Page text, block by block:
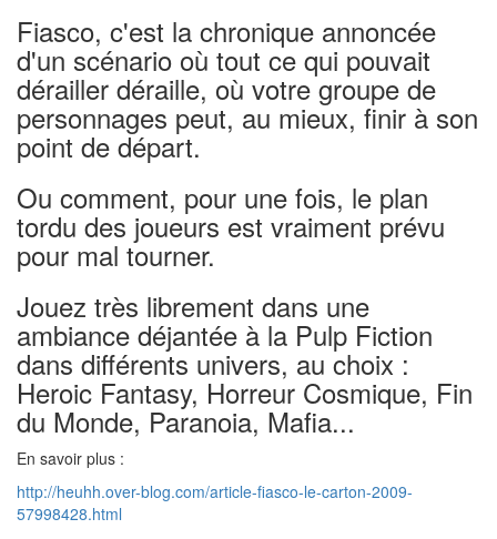
Fiasco, c'est la chronique annoncée
d'un scénario où tout ce qui pouvait
dérailler déraille, où votre groupe de
personnages peut, au mieux, finir à son
point de départ.
Ou comment, pour une fois, le plan
tordu des joueurs est vraiment prévu
pour mal tourner.
Jouez très librement dans une
ambiance déjantée à la Pulp Fiction
dans différents univers, au choix :
Heroic Fantasy, Horreur Cosmique, Fin
du Monde, Paranoia, Mafia...
En savoir plus :
http://heuhh.over-blog.com/article-fiasco-le-carton-2009-
57998428.html